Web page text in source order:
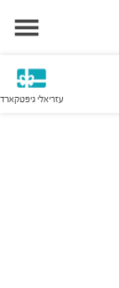
עזריאלי גיפטקארד